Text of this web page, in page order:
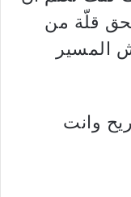
قلّة من
المسير
وانت